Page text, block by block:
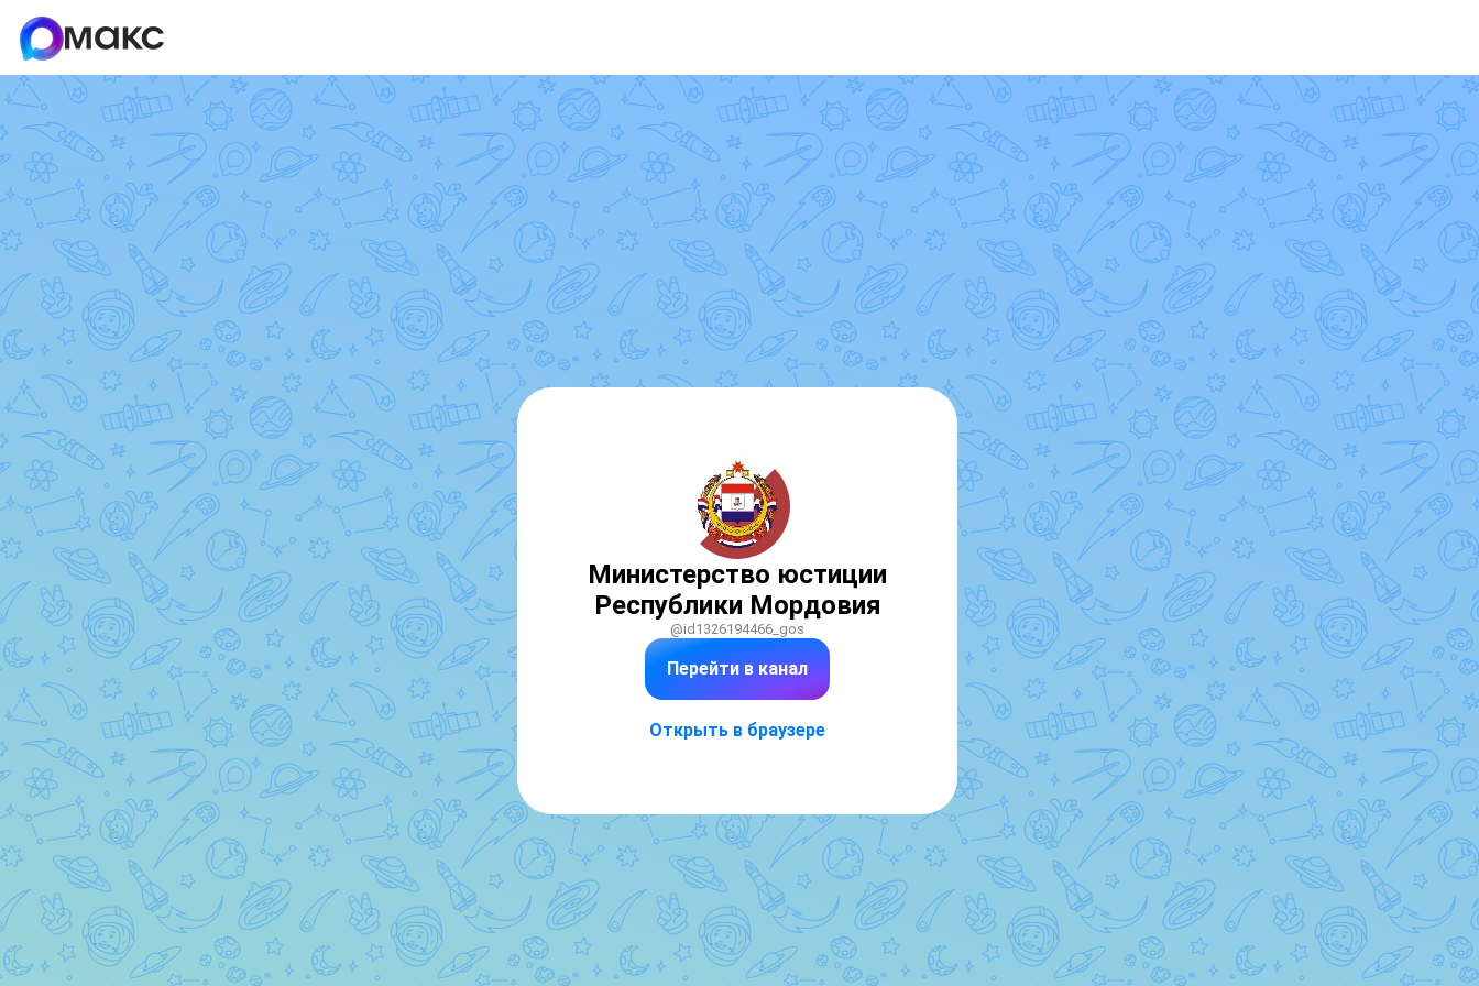
Министерство юстиции
Республики Мордовия
@id1326194466_gos
Перейти в канал
Открыть в браузере